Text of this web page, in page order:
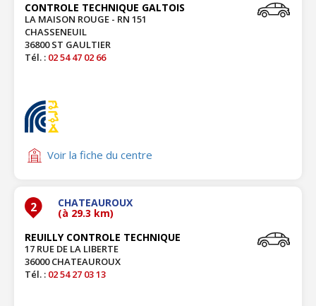
CONTROLE TECHNIQUE GALTOIS
LA MAISON ROUGE - RN 151
CHASSENEUIL
36800 ST GAULTIER
Tél. : 02 54 47 02 66
Voir la fiche du centre
2 CHATEAUROUX
(à 29.3 km)
REUILLY CONTROLE TECHNIQUE
17 RUE DE LA LIBERTE
36000 CHATEAUROUX
Tél. : 02 54 27 03 13